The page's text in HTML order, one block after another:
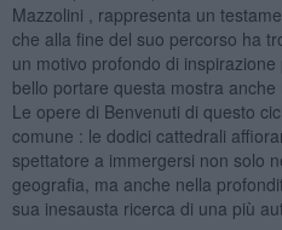
Mazzolini , rappresenta un
che alla fine del suo percorso ha
un motivo profondo di
bello portare questa mostra anche
Le opere di Benvenuti di questo
comune : le dodici cattedrali
spettatore a immergersi non solo
geografia, ma anche nella
sua inesausta ricerca di una più